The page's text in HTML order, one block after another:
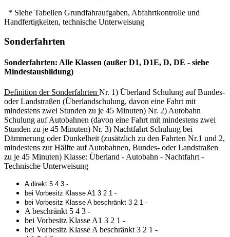
* Siehe Tabellen Grundfahraufgaben, Abfahrtkontrolle und
Handfertigkeiten, technische Unterweisung
Sonderfahrten
Sonderfahrten: Alle Klassen (außer D1, D1E, D, DE - siehe
Mindestausbildung)
Definition der Sonderfahrten Nr. 1) Überland Schulung auf Bundes-
oder Landstraßen (Überlandschulung, davon eine Fahrt mit
mindestens zwei Stunden zu je 45 Minuten) Nr. 2) Autobahn
Schulung auf Autobahnen (davon eine Fahrt mit mindestens zwei
Stunden zu je 45 Minuten) Nr. 3) Nachtfahrt Schulung bei
Dämmerung oder Dunkelheit (zusätzlich zu den Fahrten Nr.1 und 2,
mindestens zur Hälfte auf Autobahnen, Bundes- oder Landstraßen
zu je 45 Minuten) Klasse: Überland - Autobahn - Nachtfahrt -
Technische Unterweisung
A direkt 5 4 3 -
bei Vorbesitz Klasse A1 3 2 1 -
bei Vorbesitz Klasse A beschränkt 3 2 1 -
A beschränkt 5 4 3 -
bei Vorbesitz Klasse A1 3 2 1 -
bei Vorbesitz Klasse A beschränkt 3 2 1 -